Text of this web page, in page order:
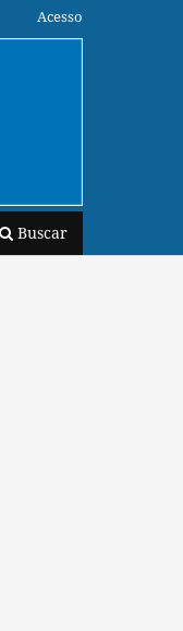
Buscar
Acesso